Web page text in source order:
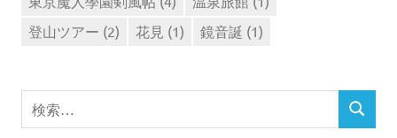
登山ツアー (2) 花見 (1) 鏡音誕 (1)
検
索
検